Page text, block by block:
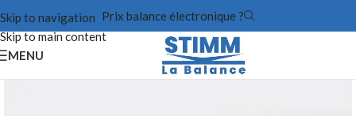
Skip to navigation
Skip to main content
Prix balance électronique ?
MENU